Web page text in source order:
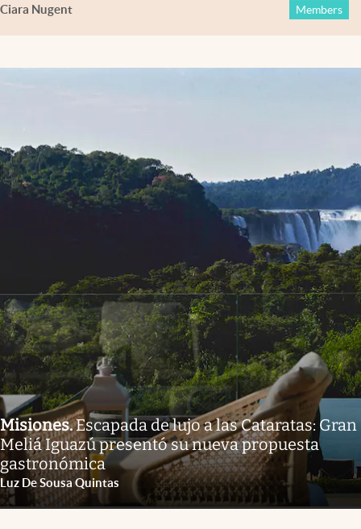
Ciara Nugent Members
Misiones.Escapada de lujo a las Cataratas: Gran
Meliá Iguazú presentó su nueva propuesta
gastronómica
Luz De Sousa Quintas